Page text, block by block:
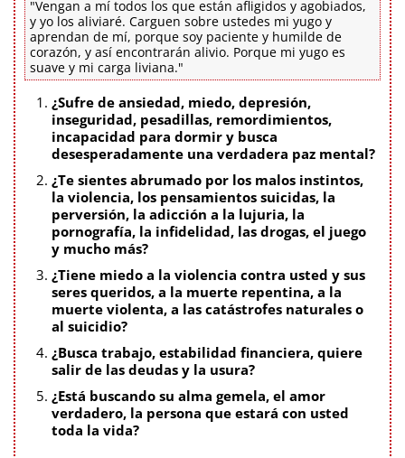
"Vengan a mí todos los que están afligidos y agobiados,
y yo los aliviaré. Carguen sobre ustedes mi yugo y
aprendan de mí, porque soy paciente y humilde de
corazón, y así encontrarán alivio. Porque mi yugo es
suave y mi carga liviana."
¿Sufre de ansiedad, miedo, depresión,
inseguridad, pesadillas, remordimientos,
incapacidad para dormir y busca
desesperadamente una verdadera paz mental?
¿Te sientes abrumado por los malos instintos,
la violencia, los pensamientos suicidas, la
perversión, la adicción a la lujuria, la
pornografía, la infidelidad, las drogas, el juego
y mucho más?
¿Tiene miedo a la violencia contra usted y sus
seres queridos, a la muerte repentina, a la
muerte violenta, a las catástrofes naturales o
al suicidio?
¿Busca trabajo, estabilidad financiera, quiere
salir de las deudas y la usura?
¿Está buscando su alma gemela, el amor
verdadero, la persona que estará con usted
toda la vida?